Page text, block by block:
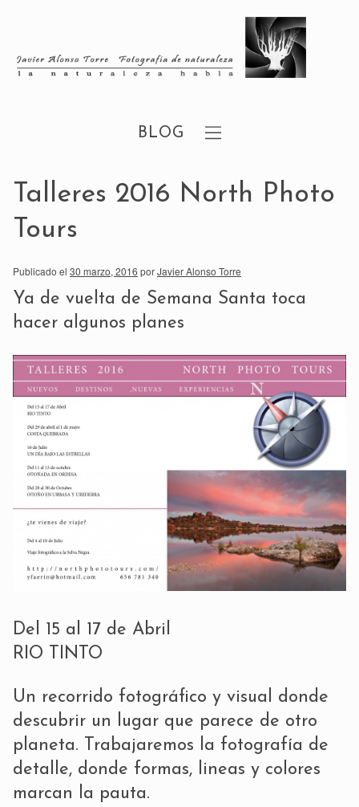
BLOG
Talleres 2016 North Photo
Tours
Publicado el 30 marzo, 2016 porJavier Alonso Torre
Ya de vuelta de Semana Santa toca
hacer algunos planes
Del 15 al 17 de Abril
RIO TINTO
Un recorrido fotográfico y visual donde
descubrir un lugar que parece de otro
planeta. Trabajaremos la fotografía de
detalle, donde formas, lineas y colores
marcan la pauta.